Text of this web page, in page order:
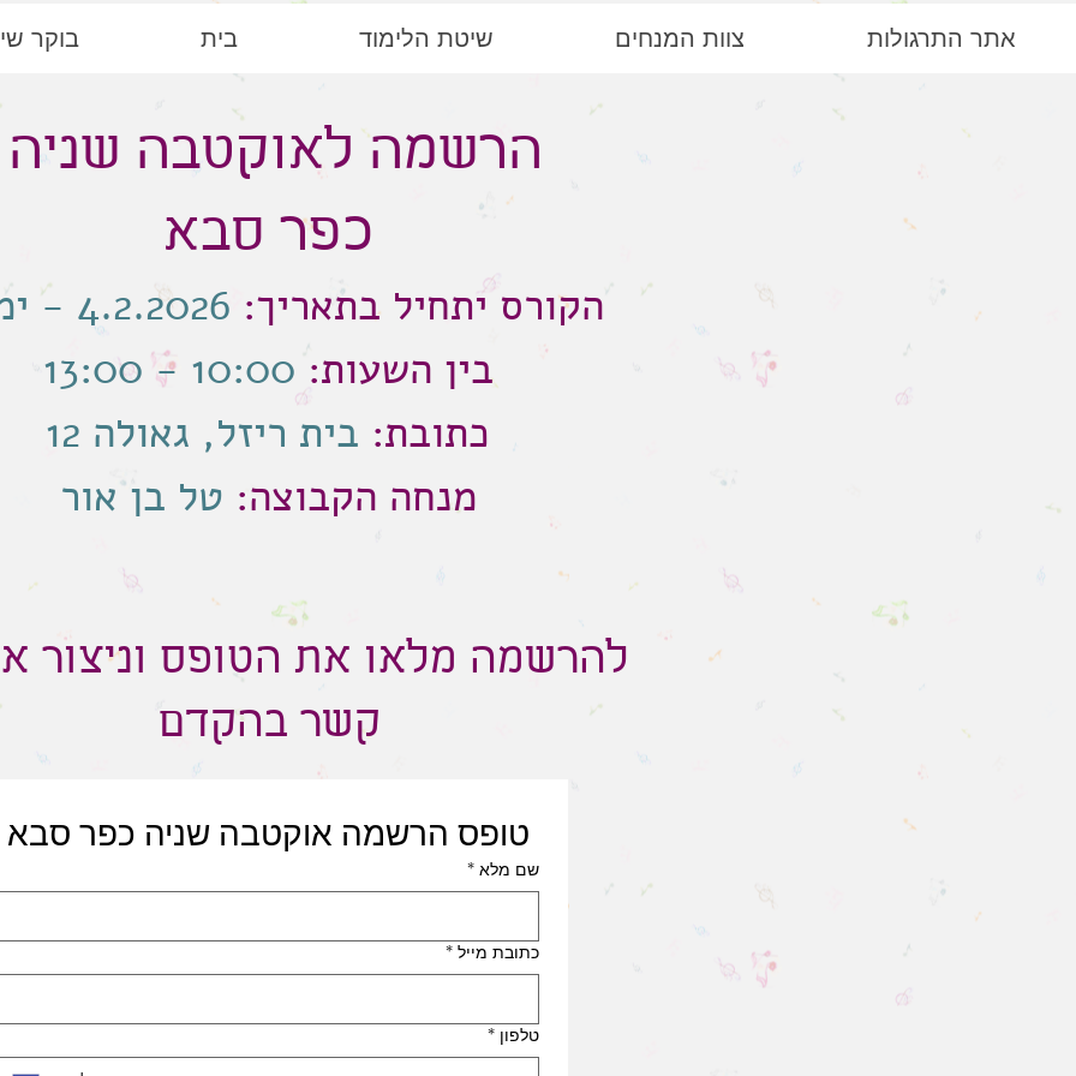
אתר התרגולות צוות המנחים שיטת הלימוד בית בוקר
הרשמה לאוקטבה
כפר סבא
הקורס יתחיל בתאריך: 4.2.2026 - ימי ד׳
בין השעות: 10:00 - 13:00
כתובת: בית ריזל, גאולה 12
מנחה הקבוצה: טל בן אור
טופס הרשמה אוקטבה שניה כפר סבא
שם מלא *
כתובת מייל *
טלפון *
להרשמה מלאו את הטופס וניצור
קשר בהקדם